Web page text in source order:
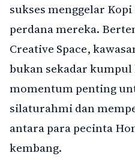
sukses menggelar
perdana mereka.
Creative Space,
bukan sekadar
momentum penting
silaturahmi dan
antara para pecinta
kembang.